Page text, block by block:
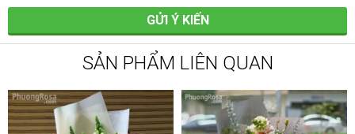
GỬI Ý KIẾN
SẢN PHẨM LIÊN QUAN